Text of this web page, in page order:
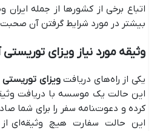
اتباع برخی از کشورها از جمله
بیشتر در مورد شرایط گرفتن آن
وثیقه مورد نیاز ویزای توریستی
یکی از راه‌های دریافتویزای توریستی
این حالت یک موسسه با دریافت
کرده و دعوت‌‍نامه سفر را برای شما
این حالت سفارت هیچ وثیقه‌ای از